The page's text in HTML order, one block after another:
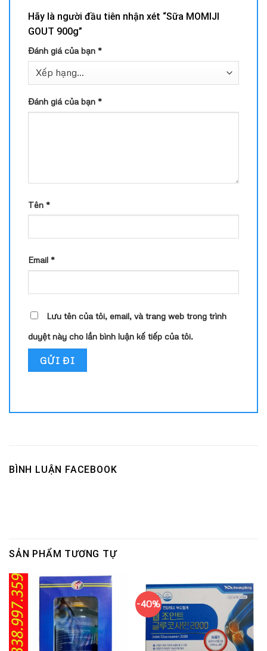
Hãy là người đầu tiên nhận xét “Sữa MOMIJI
GOUT 900g”
Đánh giá của bạn *
Đánh giá của bạn *
Tên *
Email *
Lưu tên của tôi, email, và trang web trong trình
duyệt này cho lần bình luận kế tiếp của tôi.
BÌNH LUẬN FACEBOOK
SẢN PHẨM TƯƠNG TỰ
-40%